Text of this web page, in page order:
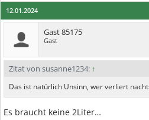
12.01.2024
Gast 85175
Gast
Zitat von susanne1234: ↑
Das ist natürlich Unsinn, wer verliert
Es braucht keine 2Liter…